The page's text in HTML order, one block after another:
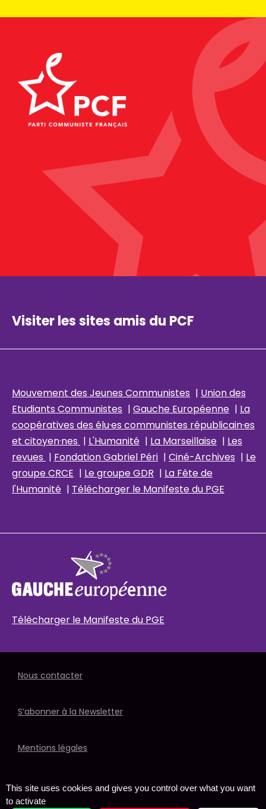
Visiter les sites amis du PCF
Mouvement des Jeunes Communistes | Union des
Etudiants Communistes | Gauche Européenne | La
coopératives des élu·es communistes républicain·es
et citoyen·nes | L'Humanité | La Marseillaise | Les
revues | Fondation Gabriel Péri | Ciné-Archives | Le
groupe CRCE | Le groupe GDR | La Fête de
l'Humanité | Télécharger le Manifeste du PGE
Télécharger le Manifeste du PGE
Nous contacter
S’abonner à la Newsletter
Mentions légales
Politique de données
This site uses cookies and gives you control over what you want
to activate